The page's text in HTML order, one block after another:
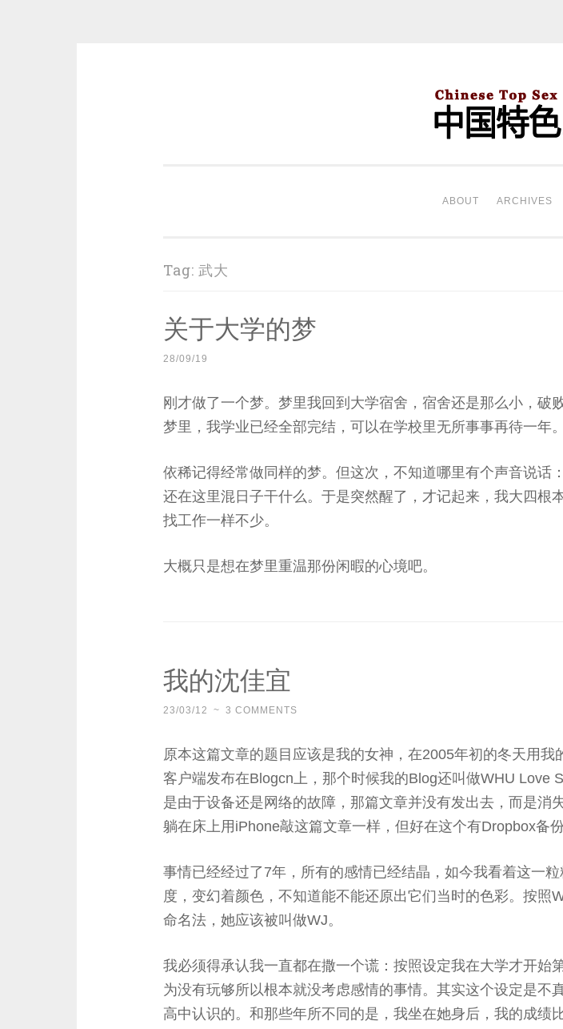
ABOUT ARCHIVES
Tag: 武大
关于大学的梦
28/09/19
刚才做了一个梦。梦里我回到大学宿舍，宿舍还是那么小，破
梦里，我学业已经全部完结，可以在学校里无所事事再待一年。
依稀记得经常做同样的梦。但这次，不知道哪里有个声音说话
还在这里混日子干什么。于是突然醒了，才记起来，我大四根
找工作一样不少。
大概只是想在梦里重温那份闲暇的心境吧。
我的沈佳宜
23/03/12 ~ 3 COMMENTS
原本这篇文章的题目应该是我的女神，在2005年初的冬天用我
客户端发布在Blogcn上，那个时候我的Blog还叫做WHU Love
是由于设备还是网络的故障，那篇文章并没有发出去，而是消
躺在床上用iPhone敲这篇文章一样，但好在这个有Dropbox备份
事情已经经过了7年，所有的感情已经结晶，如今我看着这一
度，变幻着颜色，不知道能不能还原出它们当时的色彩。按照
命名法，她应该被叫做WJ。
我必须得承认我一直都在撒一个谎：按照设定我在大学才开始
为没有玩够所以根本就没考虑感情的事情。其实这个设定是不
高中认识的。和那些年所不同的是，我坐在她身后，我的成绩